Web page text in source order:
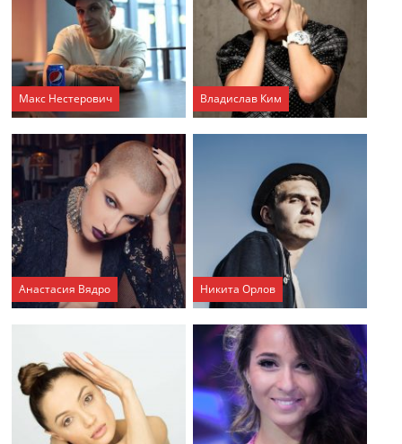
Макс Нестерович Владислав Ким
Анастасия Вядро Никита Орлов